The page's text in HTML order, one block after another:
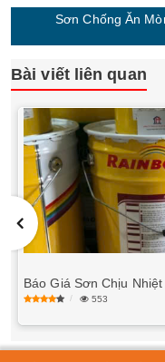
Sơn Chống Ăn
Bài viết liên quan
Báo Giá Sơn Chịu
553